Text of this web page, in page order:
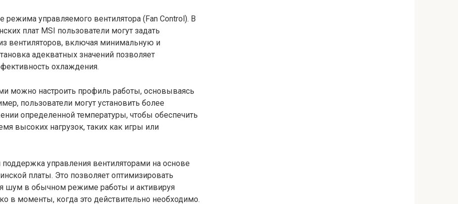
управляемого вентилятора (Fan Control). В
плат MSI пользователи могут задать
вентиляторов, включая минимальную и
адекватных значений позволяет
охлаждения.
можно настроить профиль работы, основываясь
пользователи могут установить более
определенной температуры, чтобы обеспечить
высоких нагрузок, таких как игры или
управления вентиляторами на основе
платы. Это позволяет оптимизировать
шум в обычном режиме работы и активируя
в моменты, когда это действительно необходимо.